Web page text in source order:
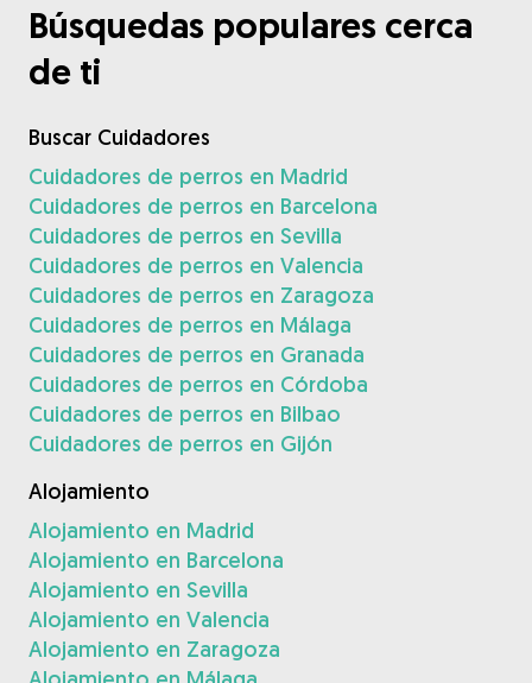
Búsquedas populares cerca
de ti
Buscar Cuidadores
Cuidadores de perros en Madrid
Cuidadores de perros en Barcelona
Cuidadores de perros en Sevilla
Cuidadores de perros en Valencia
Cuidadores de perros en Zaragoza
Cuidadores de perros en Málaga
Cuidadores de perros en Granada
Cuidadores de perros en Córdoba
Cuidadores de perros en Bilbao
Cuidadores de perros en Gijón
Alojamiento
Alojamiento en Madrid
Alojamiento en Barcelona
Alojamiento en Sevilla
Alojamiento en Valencia
Alojamiento en Zaragoza